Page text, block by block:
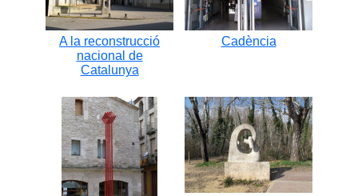
A la reconstrucció
nacional de
Catalunya
Cadència